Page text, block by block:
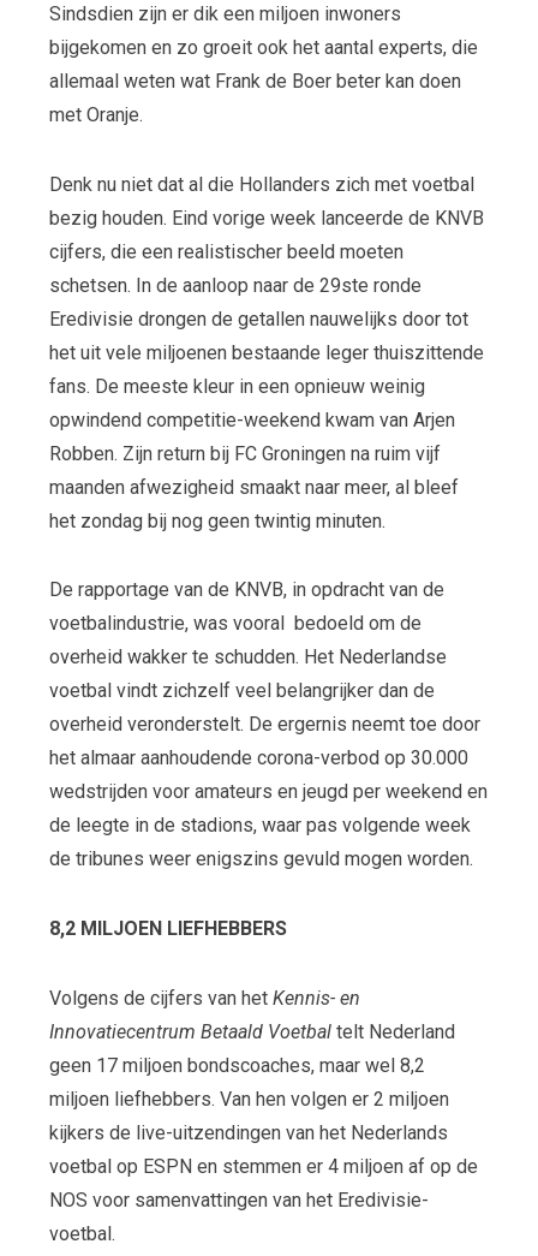
Sindsdien zijn er dik een miljoen inwoners
bijgekomen en zo groeit ook het aantal experts, die
allemaal weten wat Frank de Boer beter kan doen
met Oranje.
Denk nu niet dat al die Hollanders zich met voetbal
bezig houden. Eind vorige week lanceerde de KNVB
cijfers, die een realistischer beeld moeten
schetsen. In de aanloop naar de 29ste ronde
Eredivisie drongen de getallen nauwelijks door tot
het uit vele miljoenen bestaande leger thuiszittende
fans. De meeste kleur in een opnieuw weinig
opwindend competitie-weekend kwam van Arjen
Robben. Zijn return bij FC Groningen na ruim vijf
maanden afwezigheid smaakt naar meer, al bleef
het zondag bij nog geen twintig minuten.
De rapportage van de KNVB, in opdracht van de
voetbalindustrie, was vooral bedoeld om de
overheid wakker te schudden. Het Nederlandse
voetbal vindt zichzelf veel belangrijker dan de
overheid veronderstelt. De ergernis neemt toe door
het almaar aanhoudende corona-verbod op 30.000
wedstrijden voor amateurs en jeugd per weekend en
de leegte in de stadions, waar pas volgende week
de tribunes weer enigszins gevuld mogen worden.
8,2 MILJOEN LIEFHEBBERS
Volgens de cijfers van het Kennis- en
Innovatiecentrum Betaald Voetbaltelt Nederland
geen 17 miljoen bondscoaches, maar wel 8,2
miljoen liefhebbers. Van hen volgen er 2 miljoen
kijkers de live-uitzendingen van het Nederlands
voetbal op ESPN en stemmen er 4 miljoen af op de
NOS voor samenvattingen van het Eredivisie-
voetbal.